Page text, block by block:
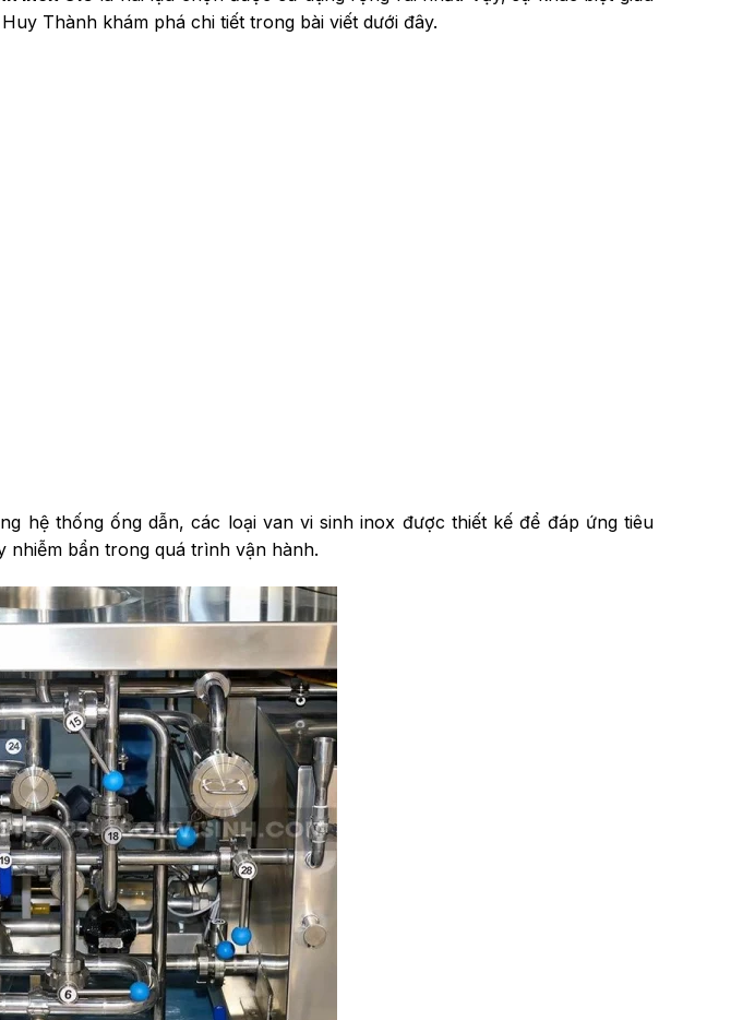
Thành khám phá chi tiết trong bài viết dưới đây.
hệ thống ống dẫn, các loại van vi sinh inox được thiết kế để đáp ứng tiêu
nhiễm bẩn trong quá trình vận hành.